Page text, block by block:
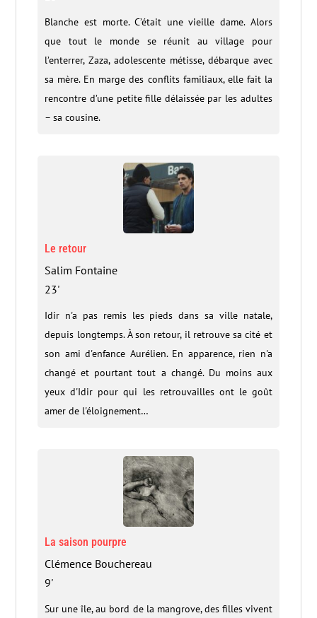
Blanche est morte. C’était une vieille dame. Alors
que tout le monde se réunit au village pour
l’enterrer, Zaza, adolescente métisse, débarque avec
sa mère. En marge des conflits familiaux, elle fait la
rencontre d’une petite fille délaissée par les adultes
– sa cousine.
Le retour
Salim Fontaine
23'
Idir n'a pas remis les pieds dans sa ville natale,
depuis longtemps. À son retour, il retrouve sa cité et
son ami d'enfance Aurélien. En apparence, rien n'a
changé et pourtant tout a changé. Du moins aux
yeux d'Idir pour qui les retrouvailles ont le goût
amer de l'éloignement…
La saison pourpre
Clémence Bouchereau
9'
Sur une île, au bord de la mangrove, des filles vivent